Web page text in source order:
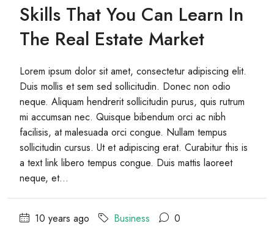
Skills That You Can Learn In
The Real Estate Market
Lorem ipsum dolor sit amet, consectetur adipiscing elit.
Duis mollis et sem sed sollicitudin. Donec non odio
neque. Aliquam hendrerit sollicitudin purus, quis rutrum
mi accumsan nec. Quisque bibendum orci ac nibh
facilisis, at malesuada orci congue. Nullam tempus
sollicitudin cursus. Ut et adipiscing erat. Curabitur this is
a text link libero tempus congue. Duis mattis laoreet
neque, et...
10 years ago Business 0